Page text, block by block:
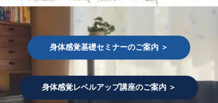
身体感覚基礎セミナーのご案内 ＞
身体感覚レベルアップ講座のご案内 ＞